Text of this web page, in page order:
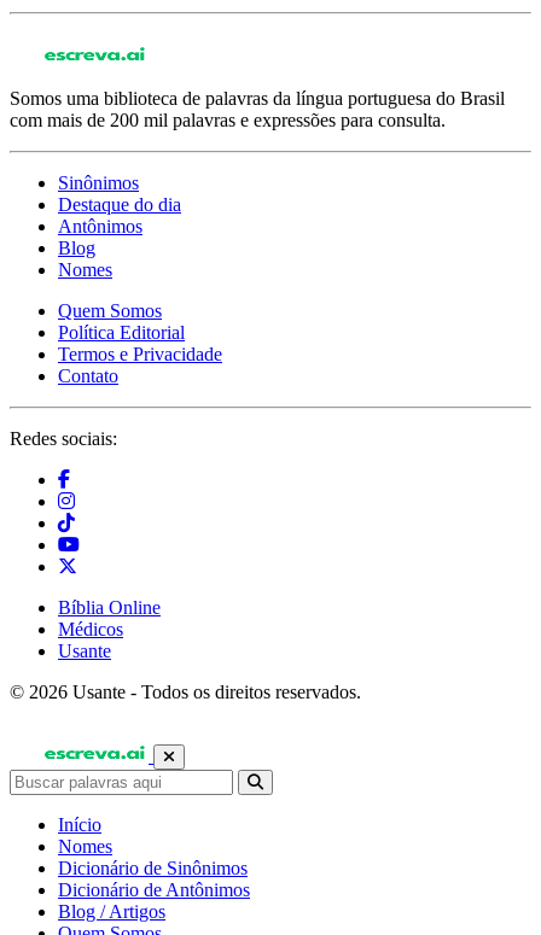
Somos uma biblioteca de palavras da língua portuguesa do Brasil
com mais de 200 mil palavras e expressões para consulta.
Sinônimos
Destaque do dia
Antônimos
Blog
Nomes
Quem Somos
Política Editorial
Termos e Privacidade
Contato
Redes sociais:
Bíblia Online
Médicos
Usante
© 2026 Usante - Todos os direitos reservados.
Início
Nomes
Dicionário de Sinônimos
Dicionário de Antônimos
Blog / Artigos